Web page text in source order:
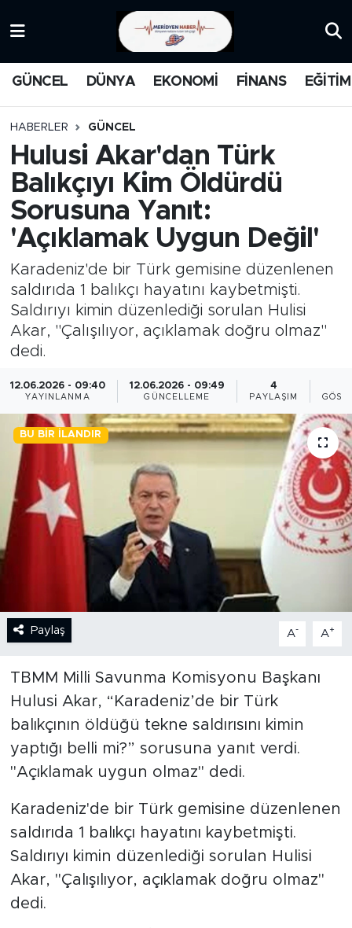
GÜNCEL DÜNYA EKONOMİ FİNANS EĞİTİM
HABERLER GÜNCEL
Hulusi Akar'dan Türk
Balıkçıyı Kim Öldürdü
Sorusuna Yanıt:
'Açıklamak Uygun Değil'
Karadeniz'de bir Türk gemisine düzenlenen
saldırıda 1 balıkçı hayatını kaybetmişti.
Saldırıyı kimin düzenlediği sorulan Hulisi
Akar, "Çalışılıyor, açıklamak doğru olmaz"
dedi.
12.06.2026 - 09:40
YAYINLANMA
12.06.2026 - 09:49
GÜNCELLEME
4
PAYLAŞIM
BU BIR İLANDIR
Paylaş A- A+
TBMM Milli Savunma Komisyonu Başkanı
Hulusi Akar, “Karadeniz’de bir Türk
balıkçının öldüğü tekne saldırısını kimin
yaptığı belli mi?” sorusuna yanıt verdi.
"Açıklamak uygun olmaz" dedi.
Karadeniz'de bir Türk gemisine düzenlenen
saldırıda 1 balıkçı hayatını kaybetmişti.
Saldırıyı kimin düzenlediği sorulan Hulisi
Akar, "Çalışılıyor, açıklamak doğru olmaz"
dedi.
MEDYA
FİNANS
DÜNYA
KARİKATÜR
BİLİM-TEKNOLOJİ
RÖPÖRTAJ
ANALİZ
NOSTALJİ
KULİS
YAZARLAR
DİNİ
EKONOMİ
SPOR
KÜLTÜR SANAT
TARİHTEN GÜNÜMÜZE
TARİH
Trafik Durumu
Süper Lig Puan Durumu ve Fikstür
Tüm Manşetler
Son Dakika Haberleri
Haber Arşivi